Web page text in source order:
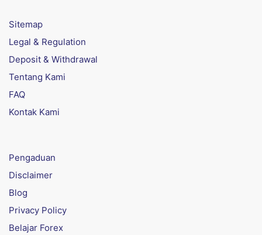
Sitemap
Legal & Regulation
Deposit & Withdrawal
Tentang Kami
FAQ
Kontak Kami
Pengaduan
Disclaimer
Blog
Privacy Policy
Belajar Forex